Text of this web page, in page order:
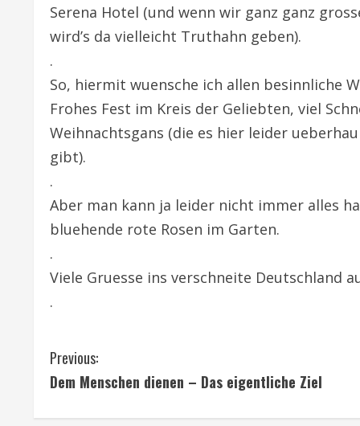
Serena Hotel (und wenn wir ganz ganz
wird’s da vielleicht Truthahn geben).
.
So, hiermit wuensche ich allen besinnliche
Frohes Fest im Kreis der Geliebten, viel
Weihnachtsgans (die es hier leider
gibt).
.
Aber man kann ja leider nicht immer alles
bluehende rote Rosen im Garten.
.
Viele Gruesse ins verschneite Deutschland
.
C
o
Previous:
Dem Menschen dienen – Das eigentliche Ziel